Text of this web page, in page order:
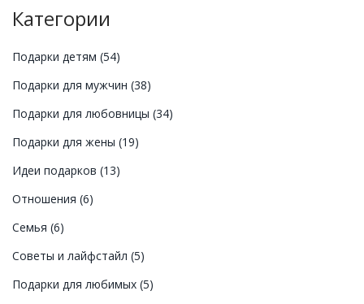
Категории
Подарки детям (54)
Подарки для мужчин (38)
Подарки для любовницы (34)
Подарки для жены (19)
Идеи подарков (13)
Отношения (6)
Семья (6)
Советы и лайфстайл (5)
Подарки для любимых (5)